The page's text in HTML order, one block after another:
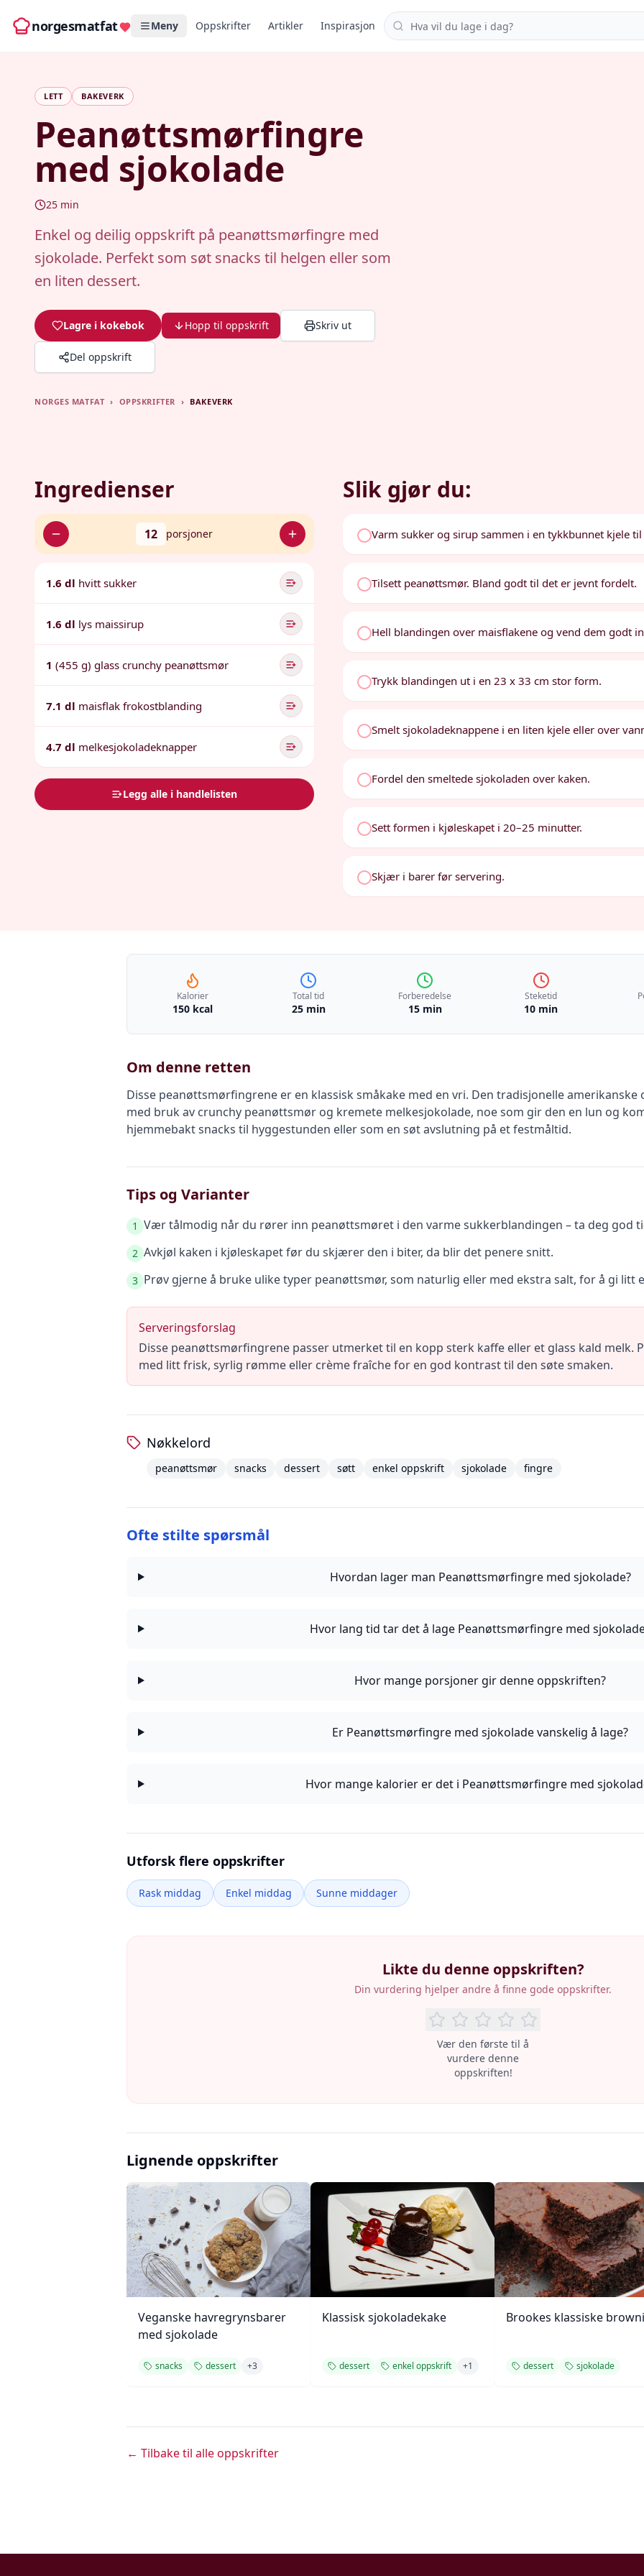
norgesmatfat Meny Oppskrifter Artikler Inspirasjon Søk i oppskrifter
LETT BAKEVERK
Peanøttsmørfingre
med sjokolade
25 min
Enkel og deilig oppskrift på peanøttsmørfingre med
sjokolade. Perfekt som søt snacks til helgen eller som
en liten dessert.
Lagre i kokebok Hopp til oppskrift Skriv ut
Del oppskrift
NORGES MATFAT › OPPSKRIFTER › BAKEVERK
Ingredienser
12 porsjoner
1.6 dl hvitt sukker
1.6 dl lys maissirup
1 (455 g) glass crunchy peanøttsmør
7.1 dl maisflak frokostblanding
4.7 dl melkesjokoladeknapper
Legg alle i handlelisten
Slik gjør du:
Varm sukker og sirup sammen i en tykkbunnet kjele til
Tilsett peanøttsmør. Bland godt til det er jevnt fordelt.
Hell blandingen over maisflakene og vend dem godt
Trykk blandingen ut i en 23 x 33 cm stor form.
Smelt sjokoladeknappene i en liten kjele eller over
Fordel den smeltede sjokoladen over kaken.
Sett formen i kjøleskapet i 20–25 minutter.
Skjær i barer før servering.
Kalorier
150 kcal
Total tid
25 min
Forberedelse
15 min
Steketid
10 min
Om denne retten
Disse peanøttsmørfingrene er en klassisk småkake med en vri. Den tradisjonelle
med bruk av crunchy peanøttsmør og kremete melkesjokolade, noe som gir den en lun og
hjemmebakt snacks til hyggestunden eller som en søt avslutning på et festmåltid.
Tips og Varianter
1 Vær tålmodig når du rører inn peanøttsmøret i den varme sukkerblandingen – ta deg god
2 Avkjøl kaken i kjøleskapet før du skjærer den i biter, da blir det penere snitt.
3 Prøv gjerne å bruke ulike typer peanøttsmør, som naturlig eller med ekstra salt, for å gi litt
Serveringsforslag
Disse peanøttsmørfingrene passer utmerket til en kopp sterk kaffe eller et glass kald melk.
med litt frisk, syrlig rømme eller crème fraîche for en god kontrast til den søte smaken.
Nøkkelord
peanøttsmør snacks dessert søtt enkel oppskrift sjokolade fingre
Ofte stilte spørsmål
Hvordan lager man Peanøttsmørfingre med sjokolade?
Hvor lang tid tar det å lage Peanøttsmørfingre med
Hvor mange porsjoner gir denne oppskriften?
Er Peanøttsmørfingre med sjokolade vanskelig å lage?
Hvor mange kalorier er det i Peanøttsmørfingre med
Utforsk flere oppskrifter
Rask middag Enkel middag Sunne middager
Likte du denne oppskriften?
Din vurdering hjelper andre å finne gode oppskrifter.
Vær den første til å
vurdere denne
oppskriften!
Lignende oppskrifter
Veganske havregrynsbarer
med sjokolade
snacks dessert +3
Klassisk sjokoladekake
dessert enkel oppskrift +1
Brookes klassiske
dessert sjokolade
← Tilbake til alle oppskrifter